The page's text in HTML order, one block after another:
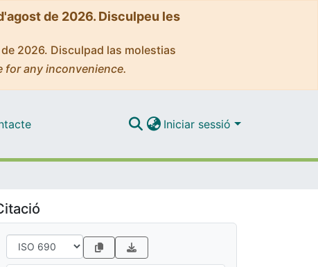
de 2026. Disculpeu les
2026. Disculpad las molestias
for any inconvenience.
Iniciar sessió